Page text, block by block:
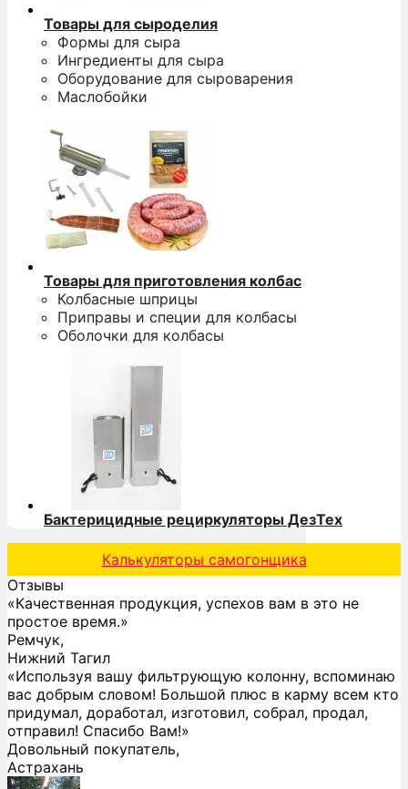
Товары для сыроделия
Формы для сыра
Ингредиенты для сыра
Оборудование для сыроварения
Маслобойки
Товары для приготовления колбас
Колбасные шприцы
Приправы и специи для колбасы
Оболочки для колбасы
Бактерицидные рециркуляторы ДезТех
Калькуляторы самогонщика
Отзывы
«Качественная продукция, успехов вам в это не
простое время.»
Ремчук,
Нижний Тагил
«Используя вашу фильтрующую колонну, вспоминаю
вас добрым словом! Большой плюс в карму всем кто
придумал, доработал, изготовил, собрал, продал,
отправил! Спасибо Вам!»
Довольный покупатель,
Астрахань